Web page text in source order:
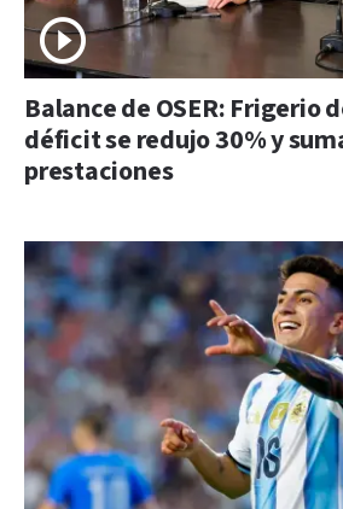
Balance de OSER: Frigerio
déficit se redujo 30% y
prestaciones